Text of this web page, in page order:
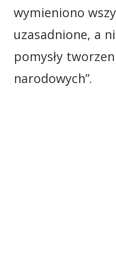
wymieniono
uzasadnione, a
pomysły
narodowych”.